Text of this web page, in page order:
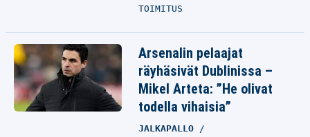
TOIMITUS
Arsenalin pelaajat
räyhäsivät Dublinissa –
Mikel Arteta: ”He olivat
todella vihaisia”
JALKAPALLO